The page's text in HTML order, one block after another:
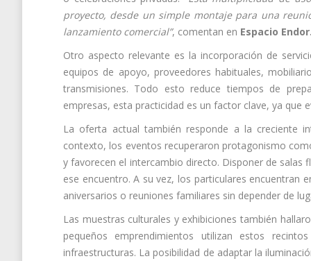
proyecto, desde un simple montaje para una
lanzamiento comercial”, comentan en Espacio Endor.
Otro aspecto relevante es la incorporación de
equipos de apoyo, proveedores habituales,
transmisiones. Todo esto reduce tiempos de
empresas, esta practicidad es un factor clave, ya que
La oferta actual también responde a la creciente
contexto, los eventos recuperaron protagonismo
y favorecen el intercambio directo. Disponer de
ese encuentro. A su vez, los particulares encuentran
aniversarios o reuniones familiares sin depender de
Las muestras culturales y exhibiciones también
pequeños emprendimientos utilizan estos
infraestructuras. La posibilidad de adaptar la